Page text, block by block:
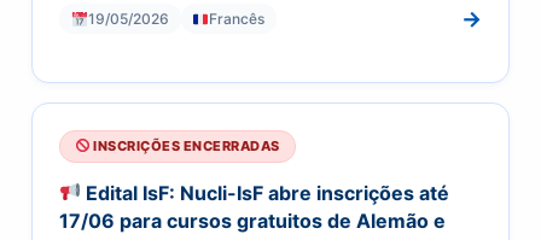
19/05/2026 Francês →
INSCRIÇÕES ENCERRADAS
Edital IsF: Nucli-IsF abre inscrições até
17/06 para cursos gratuitos de Alemão e